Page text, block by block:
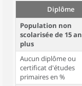
Diplôme
Population non
scolarisée de 15
plus
Aucun diplôme ou
certificat d'études
primaires en %